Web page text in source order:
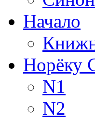
Начало
Норёку
N1
N2